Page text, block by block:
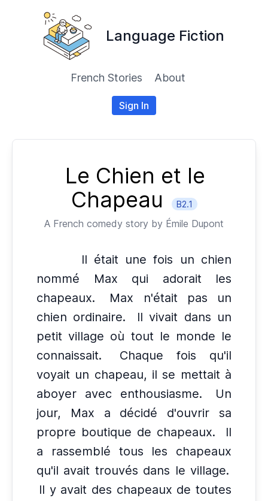
Language Fiction
French Stories About
Sign In
Le Chien et le
Chapeau
B2.1
A French comedy story by Émile Dupont
Il était une fois un chien
nommé Max qui adorait les
chapeaux.
Max n'était pas un
chien ordinaire.
Il vivait dans un
petit village où tout le monde le
connaissait.
Chaque fois qu'il
voyait un chapeau, il se mettait à
aboyer avec enthousiasme.
Un
jour, Max a décidé d'ouvrir sa
propre boutique de chapeaux.
Il
a rassemblé tous les chapeaux
qu'il avait trouvés dans le village.
Il y avait des chapeaux de toutes